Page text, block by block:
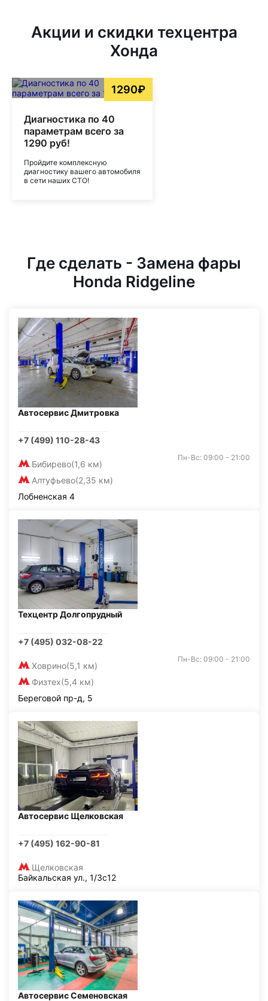
Акции и скидки техцентра
Хонда
1290₽
Диагностика по 40
параметрам всего за
1290 руб!
Пройдите комплексную
диагностику вашего автомобиля
в сети наших СТО!
Где сделать - Замена фары
Honda Ridgeline
Автосервис Дмитровка
+7 (499) 110-28-43
Бибирево(1,6 км)
Алтуфьево(2,35 км)
Пн-Вс: 09:00 - 21:00
Лобненская 4
Техцентр Долгопрудный
+7 (495) 032-08-22
Ховрино(5,1 км)
Физтех(5,4 км)
Пн-Вс: 09:00 - 21:00
Береговой пр-д, 5
Автосервис Щелковская
+7 (495) 162-90-81
Щелковская
Байкальская ул., 1/3с12
Автосервис Семеновская